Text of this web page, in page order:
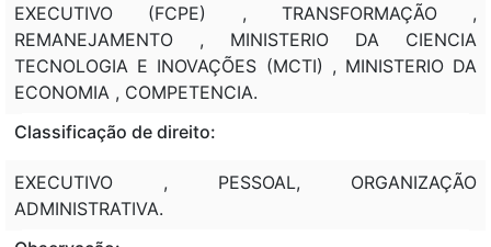
EXECUTIVO (FCPE) , TRANSFORMAÇÃO ,
REMANEJAMENTO , MINISTERIO DA CIENCIA
TECNOLOGIA E INOVAÇÕES (MCTI) , MINISTERIO DA
ECONOMIA , COMPETENCIA.
Classificação de direito:
EXECUTIVO , PESSOAL, ORGANIZAÇÃO
ADMINISTRATIVA.